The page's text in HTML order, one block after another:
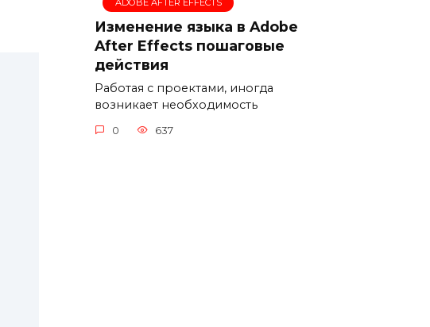
ADOBE AFTER EFFECTS
Изменение языка в Adobe
After Effects пошаговые
действия
Работая с проектами, иногда
возникает необходимость
0 637